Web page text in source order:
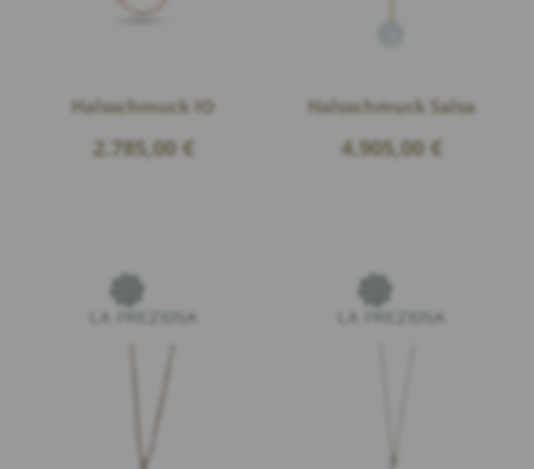
Halsschmuck IO
2.785,00 €
Halsschmuck Salsa
4.905,00 €